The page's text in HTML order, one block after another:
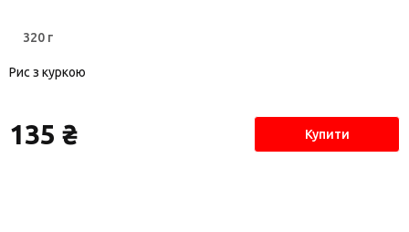
320 г
Рис з куркою
135 ₴ Купити